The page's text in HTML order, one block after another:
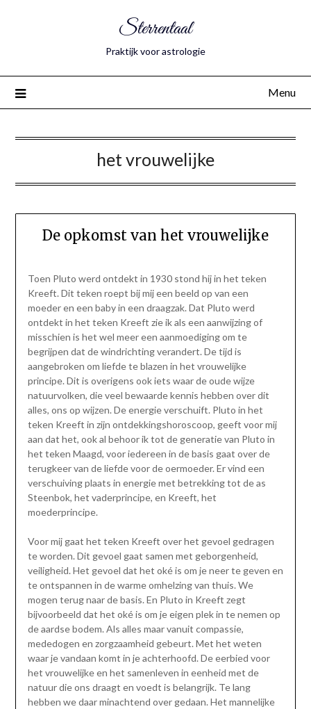
Sterrentaal
Praktijk voor astrologie
Menu
het vrouwelijke
De opkomst van het vrouwelijke
Toen Pluto werd ontdekt in 1930 stond hij in het teken
Kreeft. Dit teken roept bij mij een beeld op van een
moeder en een baby in een draagzak. Dat Pluto werd
ontdekt in het teken Kreeft zie ik als een aanwijzing of
misschien is het wel meer een aanmoediging om te
begrijpen dat de windrichting verandert. De tijd is
aangebroken om liefde te blazen in het vrouwelijke
principe. Dit is overigens ook iets waar de oude wijze
natuurvolken, die veel bewaarde kennis hebben over dit
alles, ons op wijzen. De energie verschuift. Pluto in het
teken Kreeft in zijn ontdekkingshoroscoop, geeft voor mij
aan dat het, ook al behoor ik tot de generatie van Pluto in
het teken Maagd, voor iedereen in de basis gaat over de
terugkeer van de liefde voor de oermoeder. Er vind een
verschuiving plaats in energie met betrekking tot de as
Steenbok, het vaderprincipe, en Kreeft, het
moederprincipe.
Voor mij gaat het teken Kreeft over het gevoel gedragen
te worden. Dit gevoel gaat samen met geborgenheid,
veiligheid. Het gevoel dat het oké is om je neer te geven en
te ontspannen in de warme omhelzing van thuis. We
mogen terug naar de basis. En Pluto in Kreeft zegt
bijvoorbeeld dat het oké is om je eigen plek in te nemen op
de aardse bodem. Als alles maar vanuit compassie,
mededogen en zorgzaamheid gebeurt. Met het weten
waar je vandaan komt in je achterhoofd. De eerbied voor
het vrouwelijke en het samenleven in eenheid met de
natuur die ons draagt en voedt is belangrijk. Te lang
hebben we daar minachtend over gedaan. Het mannelijke